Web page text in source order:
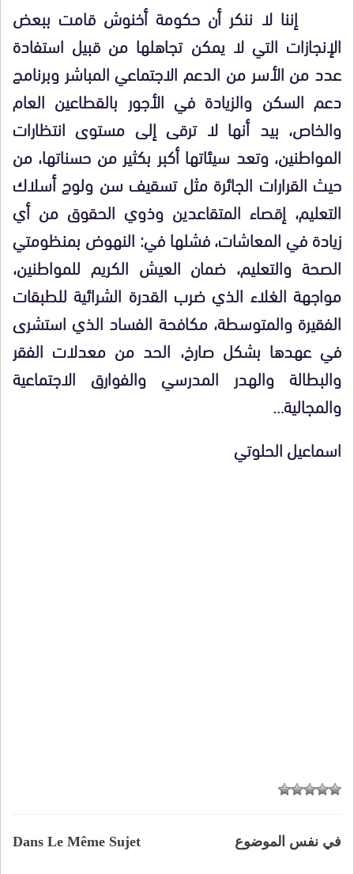
إننا لا ننكر أن حكومة أخنوش قامت ببعض
الإنجازات التي لا يمكن تجاهلها من قبيل استفادة
عدد من الأسر من الدعم الاجتماعي المباشر وبرنامج
دعم السكن والزيادة في الأجور بالقطاعين العام
والخاص، بيد أنها لا ترقى إلى مستوى انتظارات
المواطنين، وتعد سيئاتها أكبر بكثير من حسناتها، من
حيث القرارات الجائرة مثل تسقيف سن ولوج أسلاك
التعليم، إقصاء المتقاعدين وذوي الحقوق من أي
زيادة في المعاشات، فشلها في: النهوض بمنظومتي
الصحة والتعليم، ضمان العيش الكريم للمواطنين،
مواجهة الغلاء الذي ضرب القدرة الشرائية للطبقات
الفقيرة والمتوسطة، مكافحة الفساد الذي استشرى
في عهدها بشكل صارخ، الحد من معدلات الفقر
والبطالة والهدر المدرسي والفوارق الاجتماعية
والمجالية…
اسماعيل الحلوتي
Dans Le Même Sujet في نفس الموضوع